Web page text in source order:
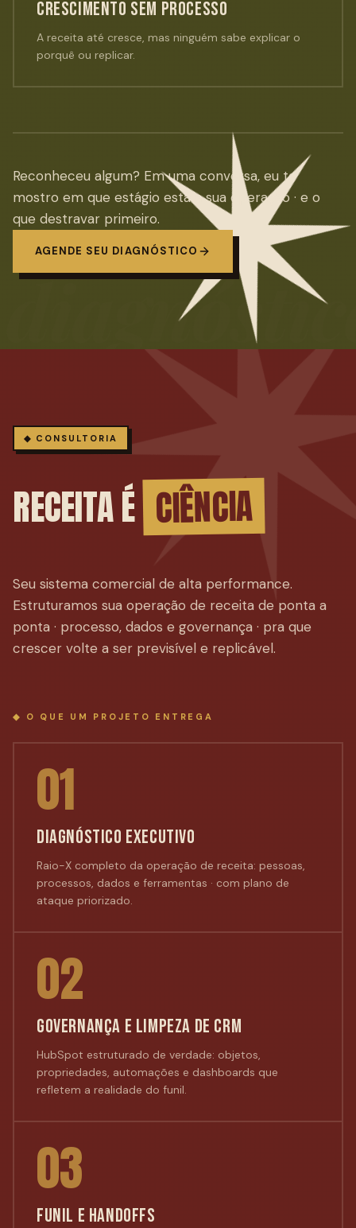
CRESCIMENTO SEM PROCESSO
A receita até cresce, mas ninguém sabe explicar o
porquê ou replicar.
Reconheceu algum? Em uma conversa, eu te
mostro em que estágio está a sua operação · e o
que destravar primeiro.
AGENDE SEU DIAGNÓSTICO
◆ CONSULTORIA
RECEITA É CIÊNCIA
Seu sistema comercial de alta performance.
Estruturamos sua operação de receita de ponta a
ponta · processo, dados e governança · pra que
crescer volte a ser previsível e replicável.
◆ O QUE UM PROJETO ENTREGA
01
DIAGNÓSTICO EXECUTIVO
Raio-X completo da operação de receita: pessoas,
processos, dados e ferramentas · com plano de
ataque priorizado.
02
GOVERNANÇA E LIMPEZA DE CRM
HubSpot estruturado de verdade: objetos,
propriedades, automações e dashboards que
refletem a realidade do funil.
03
FUNIL E HANDOFFS